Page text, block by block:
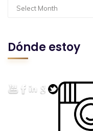
Select Month
Dónde estoy